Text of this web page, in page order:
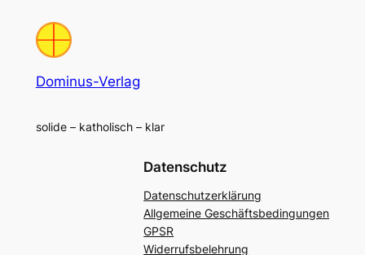
Dominus-Verlag
solide – katholisch – klar
Datenschutz
Datenschutzerklärung
Allgemeine Geschäftsbedingungen
GPSR
Widerrufsbelehrung